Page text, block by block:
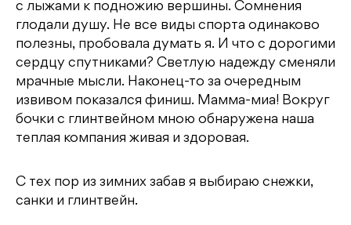
с лыжами к подножию вершины. Сомнения
глодали душу. Не все виды спорта одинаково
полезны, пробовала думать я. И что с дорогими
сердцу спутниками? Светлую надежду сменяли
мрачные мысли. Наконец-то за очередным
извивом показался финиш. Мамма-миа! Вокруг
бочки с глинтвейном мною обнаружена наша
теплая компания живая и здоровая.
С тех пор из зимних забав я выбираю снежки,
санки и глинтвейн.